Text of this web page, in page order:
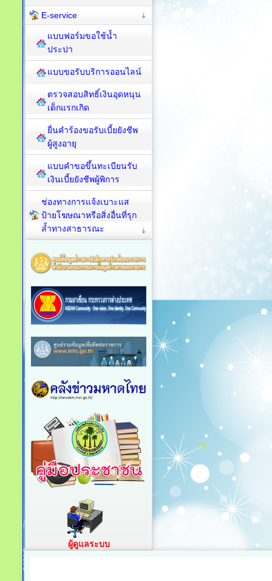
E-service
แบบฟอร์มขอใช้น้ำ
ประปา
แบบขอรับบริการออนไลน์
ตรวจสอบสิทธิ์เงินอุดหนุน
เด็กแรกเกิด
ยื่นคำร้องขอรับเบี้ยยังชีพ
ผู้สูงอายุ
แบบคำขอขึ้นทะเบียนรับ
เงินเบี้ยยังชีพผู้พิการ
ช่องทางการแจ้งเบาะแส
ป้ายโฆษณาหรือสิ่งอื่นที่รุก
ล้ำทางสาธารณะ
ผู้ดูแลระบบ